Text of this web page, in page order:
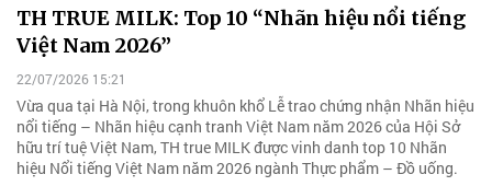
TH TRUE MILK: Top 10 “Nhãn hiệu nổi tiếng
Việt Nam 2026”
22/07/2026 15:21
Vừa qua tại Hà Nội, trong khuôn khổ Lễ trao chứng nhận Nhãn hiệu
nổi tiếng – Nhãn hiệu cạnh tranh Việt Nam năm 2026 của Hội Sở
hữu trí tuệ Việt Nam, TH true MILK được vinh danh top 10 Nhãn
hiệu Nổi tiếng Việt Nam năm 2026 ngành Thực phẩm – Đồ uống.